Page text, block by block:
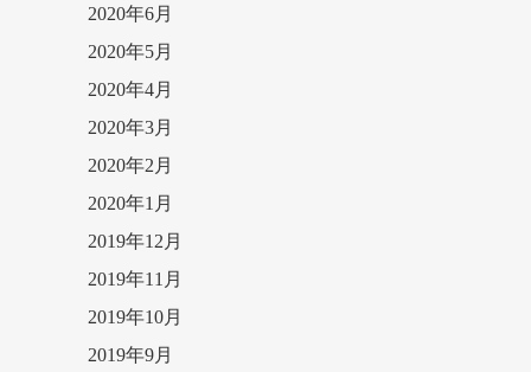
2020年6月
2020年5月
2020年4月
2020年3月
2020年2月
2020年1月
2019年12月
2019年11月
2019年10月
2019年9月